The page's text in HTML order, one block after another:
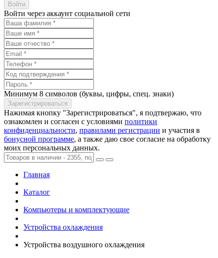
Войти через аккаунт социальной сети
Минимум 8 символов (буквы, цифры, спец. знаки)
Нажимая кнопку "Зарегистрироваться", я подтвержаю, что
ознакомлен и согласен с условиями политики
конфиденциальности, правилами регистрации и участия в
бонусной программе, а также даю свое согласие на обработку
моих персональных данных.
Главная
Каталог
Компьютеры и комплектующие
Устройства охлаждения
Устройства воздушного охлаждения